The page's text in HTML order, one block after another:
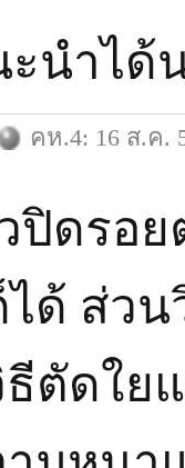
นำได้
คห.4: 16 ส.ค.
ปิดรอ
ด้ ส่วน
ตัดใย